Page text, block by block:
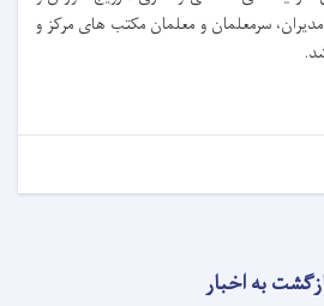
مؤثر» برای ۲۶۶ تن مدیران، سرمعلمان و معلمان مکتب های مرکز و
به اخبار